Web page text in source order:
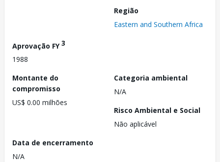
Região
Eastern and Southern Africa
Aprovação FY3
1988
Montante do
compromisso
US$ 0.00 milhões
Categoria ambiental
N/A
Risco Ambiental e Social
Não aplicável
Data de encerramento
N/A